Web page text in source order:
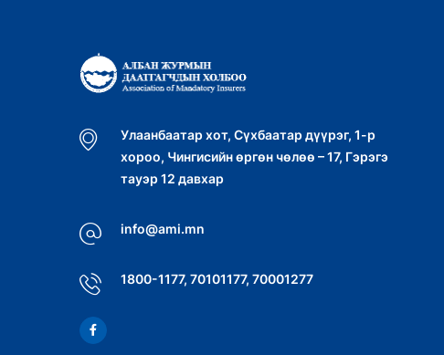
Улаанбаатар хот, Сүхбаатар дүүрэг, 1-р
хороо, Чингисийн өргөн чөлөө – 17, Гэрэгэ
тауэр 12 давхар
info@ami.mn
1800-1177, 70101177, 70001277